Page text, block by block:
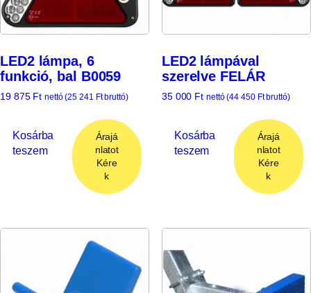
LED2 lámpa, 6
funkció, bal B0059
19 875 Ft nettó (25 241 Ftbruttó)
Kosárba
teszem
Árajá
nlatot
Kére
k
LED2 lámpával
szerelve FELÁR
35 000 Ft nettó (44 450 Ftbruttó)
Kosárba
teszem
Árajá
nlatot
Kére
k